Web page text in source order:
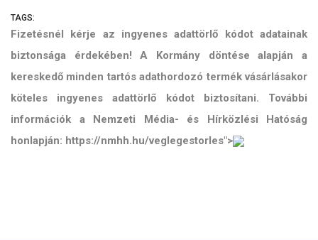
TAGS:
Fizetésnél kérje az ingyenes adattörlő kódot adatainak
biztonsága érdekében! A Kormány döntése alapján a
kereskedő minden tartós adathordozó termék vásárlásakor
köteles ingyenes adattörlő kódot biztosítani. További
információk a Nemzeti Média- és Hírközlési Hatóság
honlapján: https://nmhh.hu/veglegestorles">